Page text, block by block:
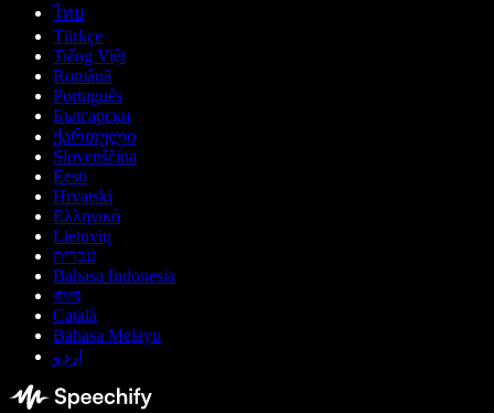
ไทย
Türkçe
Tiếng Việt
Română
Português
Български
ქართული
Slovenščina
Eesti
Hrvatski
Ελληνικά
Lietuvių
עברית
Bahasa Indonesia
বাংলা
Català
Bahasa Melayu
اردو